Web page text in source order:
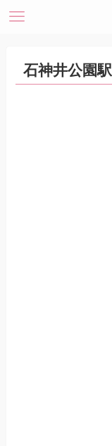
石神井公園駅